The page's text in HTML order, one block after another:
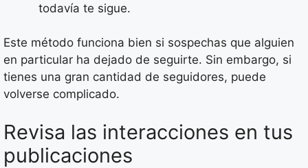
todavía te sigue.
Este método funciona bien si sospechas que alguien
en particular ha dejado de seguirte. Sin embargo, si
tienes una gran cantidad de seguidores, puede
volverse complicado.
Revisa las interacciones en tus
publicaciones